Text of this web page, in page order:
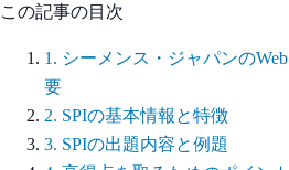
この記事の目次
1 . シーメンス・ジャパンの
要
2. SPIの基本情報と特徴
3. SPIの出題内容と例題